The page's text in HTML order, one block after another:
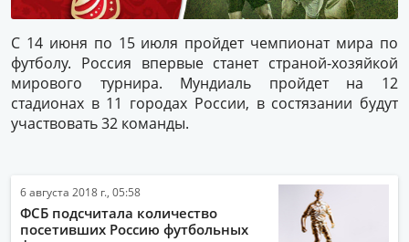
С 14 июня по 15 июля пройдет чемпионат мира по
футболу. Россия впервые станет страной-хозяйкой
мирового турнира. Мундиаль пройдет на 12
стадионах в 11 городах России, в состязании будут
участвовать 32 команды.
6 августа 2018 г., 05:58
ФСБ подсчитала количество
посетивших Россию футбольных